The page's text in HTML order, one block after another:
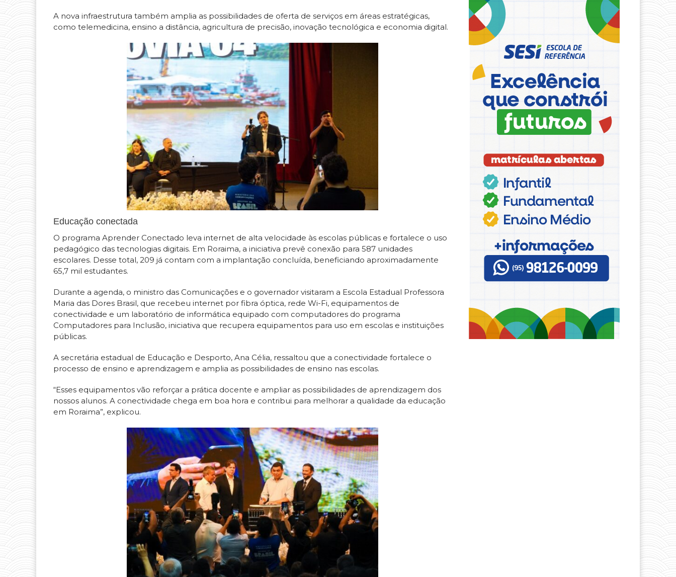
A nova infraestrutura também amplia as possibilidades de oferta de serviços em áreas estratégicas,
como telemedicina, ensino a distância, agricultura de precisão, inovação tecnológica e economia digital.
Educação conectada
O programa Aprender Conectado leva internet de alta velocidade às escolas públicas e fortalece o uso
pedagógico das tecnologias digitais. Em Roraima, a iniciativa prevê conexão para 587 unidades
escolares. Desse total, 209 já contam com a implantação concluída, beneficiando aproximadamente
65,7 mil estudantes.
Durante a agenda, o ministro das Comunicações e o governador visitaram a Escola Estadual Professora
Maria das Dores Brasil, que recebeu internet por fibra óptica, rede Wi-Fi, equipamentos de
conectividade e um laboratório de informática equipado com computadores do programa
Computadores para Inclusão, iniciativa que recupera equipamentos para uso em escolas e instituições
públicas.
A secretária estadual de Educação e Desporto, Ana Célia, ressaltou que a conectividade fortalece o
processo de ensino e aprendizagem e amplia as possibilidades de ensino nas escolas.
“Esses equipamentos vão reforçar a prática docente e ampliar as possibilidades de aprendizagem dos
nossos alunos. A conectividade chega em boa hora e contribui para melhorar a qualidade da educação
em Roraima”, explicou.